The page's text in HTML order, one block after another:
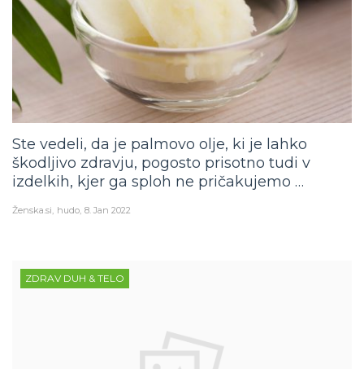
Ste vedeli, da je palmovo olje, ki je lahko
škodljivo zdravju, pogosto prisotno tudi v
izdelkih, kjer ga sploh ne pričakujemo …
Ženska.si hudo 8. Jan 2022
ZDRAV DUH & TELO